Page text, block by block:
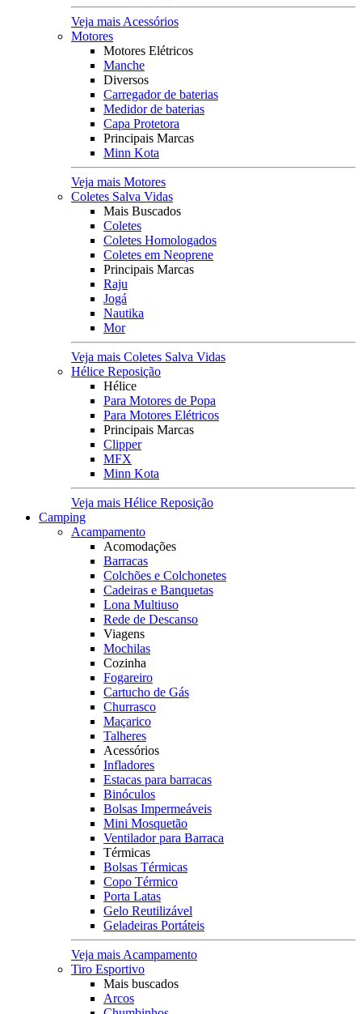
Veja mais Acessórios
Motores
Motores Elétricos
Manche
Diversos
Carregador de baterias
Medidor de baterias
Capa Protetora
Principais Marcas
Minn Kota
Veja mais Motores
Coletes Salva Vidas
Mais Buscados
Coletes
Coletes Homologados
Coletes em Neoprene
Principais Marcas
Raju
Jogá
Nautika
Mor
Veja mais Coletes Salva Vidas
Hélice Reposição
Hélice
Para Motores de Popa
Para Motores Elétricos
Principais Marcas
Clipper
MFX
Minn Kota
Veja mais Hélice Reposição
Camping
Acampamento
Acomodações
Barracas
Colchões e Colchonetes
Cadeiras e Banquetas
Lona Multiuso
Rede de Descanso
Viagens
Mochilas
Cozinha
Fogareiro
Cartucho de Gás
Churrasco
Maçarico
Talheres
Acessórios
Infladores
Estacas para barracas
Binóculos
Bolsas Impermeáveis
Mini Mosquetão
Ventilador para Barraca
Térmicas
Bolsas Térmicas
Copo Térmico
Porta Latas
Gelo Reutilizável
Geladeiras Portáteis
Veja mais Acampamento
Tiro Esportivo
Mais buscados
Arcos